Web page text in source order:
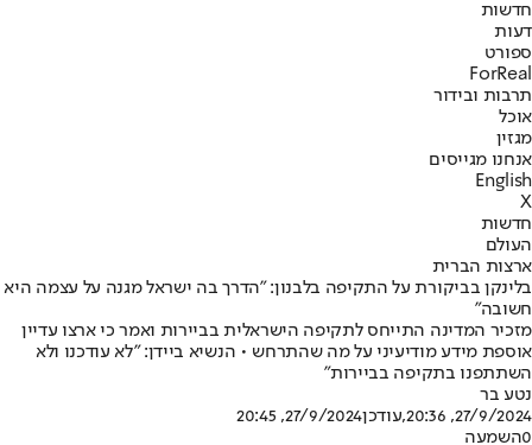
חדשות
דעות
ספורט
ForReal
תרבות ובידור
אוכל
מגזין
אנחנו מגייסים
English
X
חדשות
העולם
ארצות הברית
בלינקן בביקורת על התקיפה בלבנון: "הדרך בה ישראל מגנה על עצמה היא
חשובה"
מזכיר המדינה התייחס לתקיפה הישראלית בביירות ואמר כי ארצו עדיין
אוספת מידע מודיעיני על מה שהתרחש • הנשיא ביידן: "לא עודכנו ולא
השתתפנו בתקיפה בביירות"
נטע בר
27/9/2024, 20:36
,עודכן27/9/2024, 20:45
0השמעה